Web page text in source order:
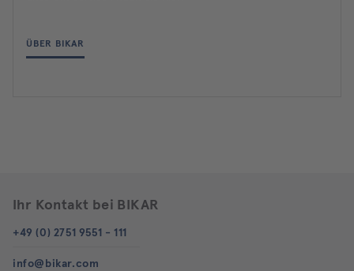
ÜBER BIKAR
Ihr Kontakt bei BIKAR
+49 (0) 2751 9551 - 111
info@bikar.com